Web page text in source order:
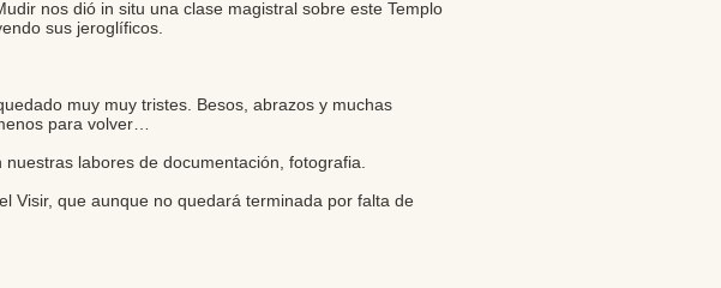
nos dió in situ una clase magistral sobre este Templo
sus jeroglíficos.
muy muy tristes. Besos, abrazos y muchas
para volver…
labores de documentación, fotografia.
Visir, que aunque no quedará terminada por falta de